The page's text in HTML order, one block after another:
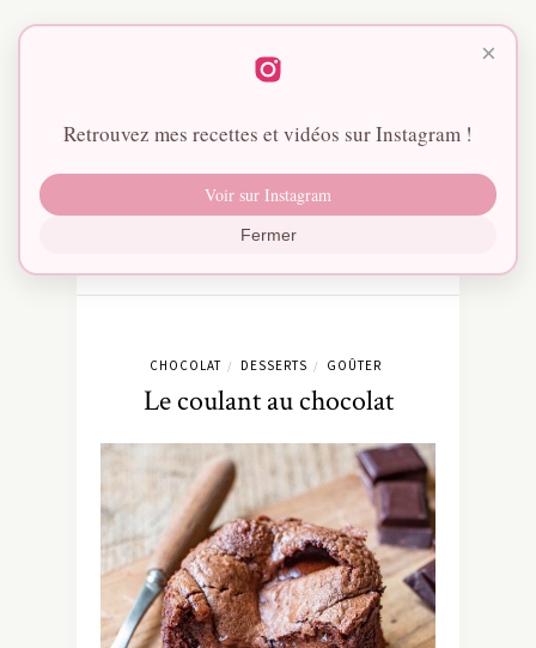
CHOCOLAT / DESSERTS / GOÛTER
Le coulant au chocolat
×
Retrouvez mes recettes et vidéos sur Instagram !
Voir sur Instagram
Fermer